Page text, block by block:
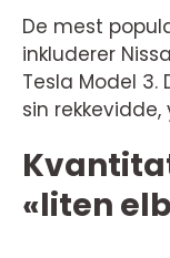
De mest
inkluderer
Tesla Model
sin
«liten